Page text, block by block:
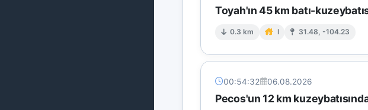
Toyah'ın 45 km batı-
0.3 km I 31.48, -104.23
00:54:32 06.08.2026
Pecos'un 12 km